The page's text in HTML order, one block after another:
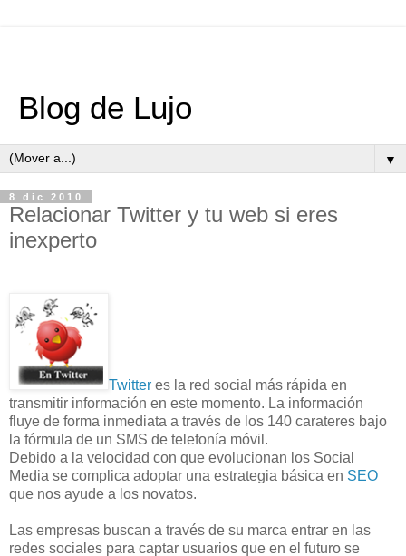
Blog de Lujo
▼
8 dic 2010
Relacionar Twitter y tu web si eres
inexperto
Twitter es la red social más rápida en
transmitir información en este momento. La información
fluye de forma inmediata a través de los 140 carateres bajo
la fórmula de un SMS de telefonía móvil.
Debido a la velocidad con que evolucionan los Social
Media se complica adoptar una estrategia básica en SEO
que nos ayude a los novatos.
Las empresas buscan a través de su marca entrar en las
redes sociales para captar usuarios que en el futuro se